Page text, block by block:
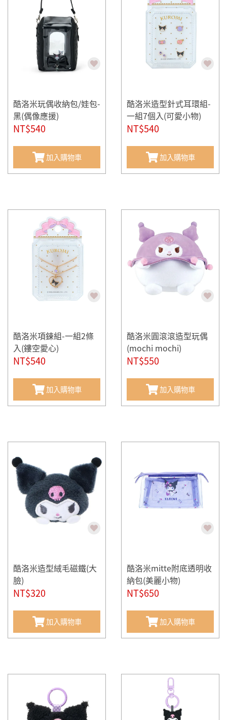
酷洛米玩偶收納包/娃包-
黑(偶像應援)
NT$540
加入購物車
酷洛米造型針式耳環組-
一組7個入(可愛小物)
NT$540
加入購物車
酷洛米項鍊組-一組2條
入(鏤空愛心)
NT$540
加入購物車
酷洛米圓滾滾造型玩偶
(mochi mochi)
NT$550
加入購物車
酷洛米造型絨毛磁鐵(大
臉)
NT$320
加入購物車
酷洛米mitte附底透明收
納包(美麗小物)
NT$650
加入購物車